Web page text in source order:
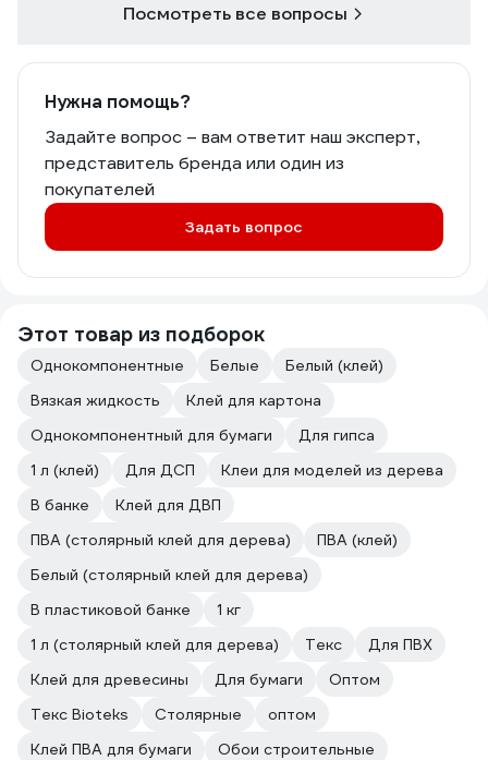
Посмотреть все вопросы
Нужна помощь?
Задайте вопрос – вам ответит наш эксперт,
представитель бренда или один из
покупателей
Задать вопрос
Этот товар из подборок
Однокомпонентные Белые
Белый (клей)
Вязкая жидкость
Клей для картона
Однокомпонентный для бумаги
Для гипса
1 л (клей)
Для ДСП
Клеи для моделей из дерева
В банке
Клей для ДВП
ПВА (столярный клей для дерева)
ПВА (клей)
Белый (столярный клей для дерева)
В пластиковой банке
1 кг
1 л (столярный клей для дерева)
Текс
Для ПВХ
Клей для древесины
Для бумаги
Оптом
Текс Bioteks
Столярные
оптом
Клей ПВА для бумаги
Обои строительные